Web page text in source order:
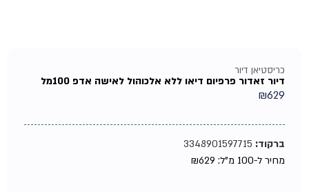
כריסטיאן דיור
דיור זאדור פרפיום דיאו ללא אלכוהול לאישה אדפ 100מל
₪629
ברקוד:3348901597715
מחיר ל-100 מ"ל:
₪629